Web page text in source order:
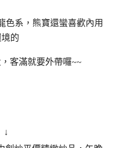
色系，熊寶還蠻喜歡內用
的
客滿就要外帶囉~~
↓